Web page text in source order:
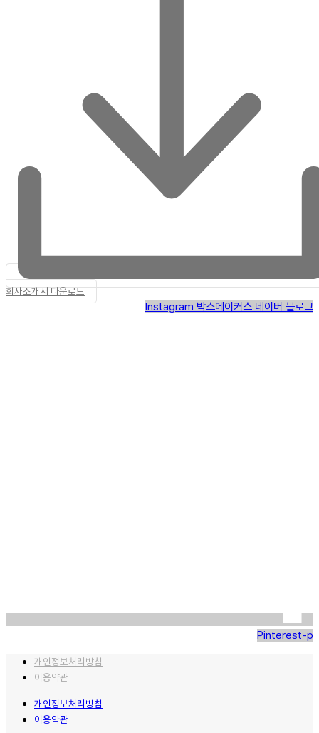
회사소개서 다운로드
Instagram 박스메이커스 네이버 블로그
Pinterest-p
개인정보처리방침
이용약관
개인정보처리방침
이용약관